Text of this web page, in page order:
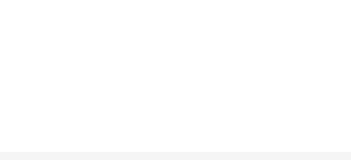
paridad para 2027 y da un ganador para el balotaje